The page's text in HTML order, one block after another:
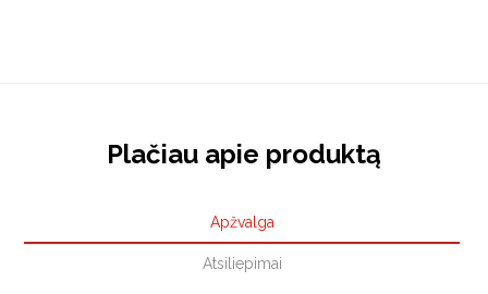
Plačiau apie produktą
Apžvalga
Atsiliepimai